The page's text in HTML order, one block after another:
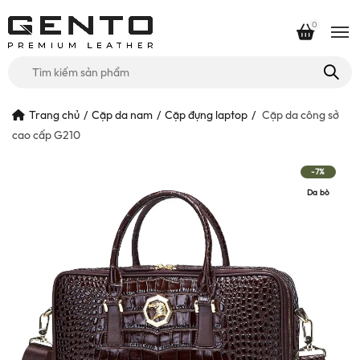
cho:
0
Trang chủ Cặp da nam Cặp đựng laptop
Cặp da công sở
cao cấp G210
-7%
Da bò